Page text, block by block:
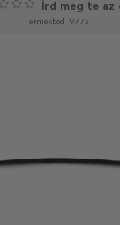
Írd meg te az
Termékkód: 9773